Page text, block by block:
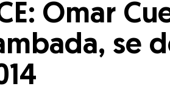
Omar
se